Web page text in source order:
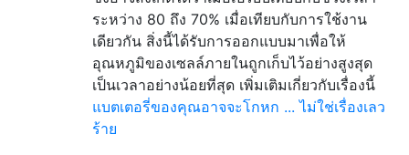
ระหว่าง 80 ถึง 70% เมื่อเทียบกับการใช้งาน
เดียวกัน สิ่งนี้ได้รับการออกแบบมาเพื่อให้
อุณหภูมิของเซลล์ภายในถูกเก็บไว้อย่างสูงสุด
เป็นเวลาอย่างน้อยที่สุด เพิ่มเติมเกี่ยวกับเรื่องนี้
แบตเตอรี่ของคุณอาจจะโกหก ... ไม่ใช่เรื่องเลว
ร้าย